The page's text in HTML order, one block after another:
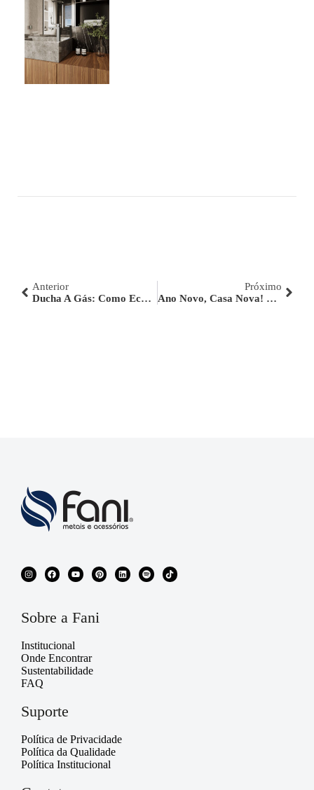
Anterior
Ducha A Gás: Como Economizar Escolhendo O Modelo Certo?
Próximo
Ano Novo, Casa Nova! Como Transformar O Lar Com Praticidade
Sobre a Fani
Institucional
Onde Encontrar
Sustentabilidade
FAQ
Suporte
Política de Privacidade
Política da Qualidade
Política Institucional